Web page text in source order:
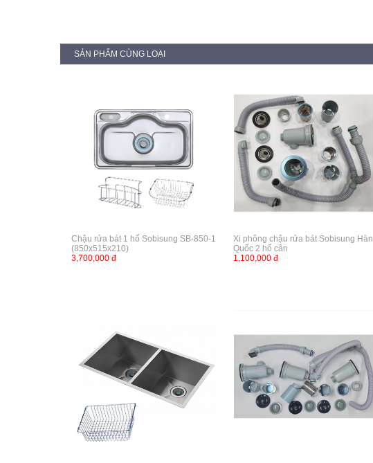
SẢN PHẨM CÙNG LOẠI
Chậu rửa bát 1 hố Sobisung SB-850-1
(850x515x210)
3,700,000 đ
Xi phông chậu rửa bát Sobisung Hàn
Quốc 2 hố cân
1,100,000 đ